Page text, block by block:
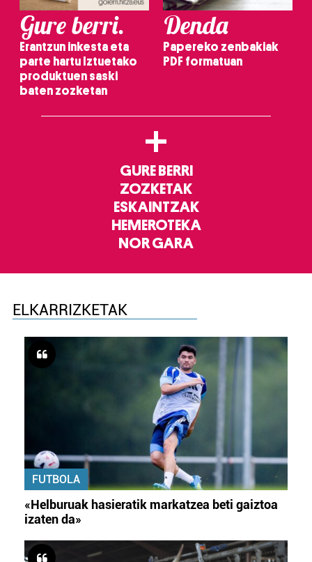
Gure berri.
Erantzun inkesta eta
parte hartu Iztuetako
produktuen saski
baten zozketan
Denda
Papereko zenbakiak
PDF formatuan
+
GURE BERRI
ZOZKETAK
ESKAINTZAK
HEMEROTEKA
NOR GARA
ELKARRIZKETAK
FUTBOLA
«Helburuak hasieratik markatzea beti gaiztoa
izaten da»